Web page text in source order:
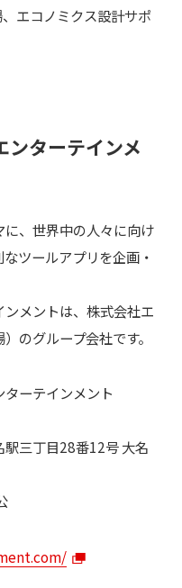
エコノミクス設計サポ
ターテインメ
に、世界中の人々に向け
ツールアプリを企画・
メントは、株式会社エ
のグループ会社です。
ーテインメント
三丁目28番12号 大名